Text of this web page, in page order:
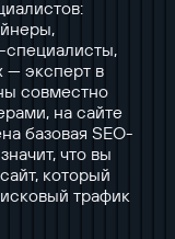
специалисты,
— эксперт в
совместно
на сайте
базовая SEO-
что вы
который
трафик